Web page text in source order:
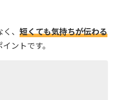
、 短くても気持ちが伝わる
ントです。